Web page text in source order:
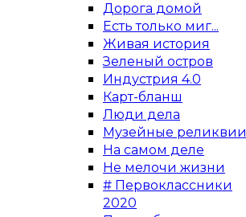
Дорога домой
Есть только миг...
Живая история
Зеленый остров
Индустрия 4.0
Карт-бланш
Люди дела
Музейные реликвии
На самом деле
Не мелочи жизни
# Первоклассники
2020